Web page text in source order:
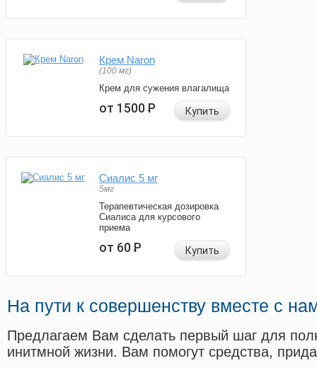
Крем Naron
(100 мг)
Крем для сужения влагалища
от 1500Р Купить
Сиалис 5 мг
5мг
Терапевтическая дозировка
Сиалиса для курсового
приема
от 60Р Купить
На пути к совершенству вместе с
Предлагаем Вам сделать первый шаг для
инитмной жизни. Вам помогут средства,